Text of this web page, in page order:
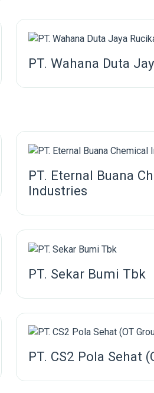
PT. Wahana Duta
PT. Eternal Buana
Industries
PT. Sekar Bumi Tbk
PT. CS2 Pola Sehat